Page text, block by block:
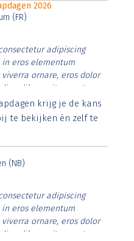
2026
(FR)
adipiscing
eros elementum
ornare, eros dolor
libero vitae erat.
cursus id rutrum lorem
tristique posuere.
krijg je de kans
te bekijken én zelf te
(NB)
adipiscing
eros elementum
ornare, eros dolor
libero vitae erat.